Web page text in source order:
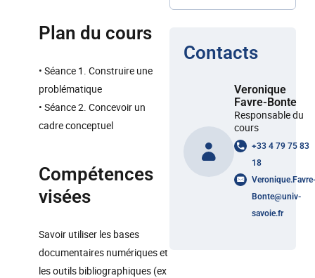
Plan du cours
• Séance 1. Construire une
problématique
• Séance 2. Concevoir un
cadre conceptuel
Compétences
visées
Savoir utiliser les bases
documentaires numériques et
les outils bibliographiques (ex
Contacts
Veronique
Favre-Bonte
Responsable du
cours
+33 4 79 75 83
18
Veronique.Favre-
Bonte@univ-
savoie.fr